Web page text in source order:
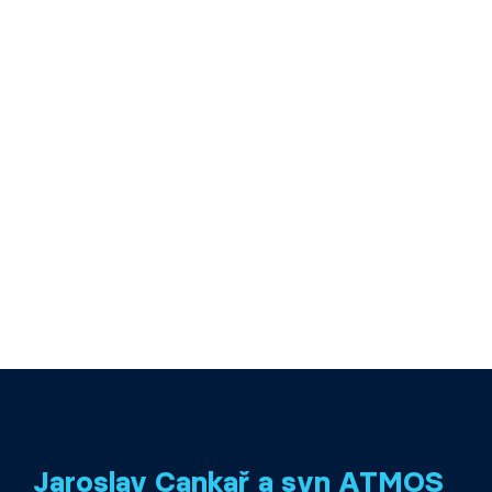
Jaroslav Cankař a syn ATMOS